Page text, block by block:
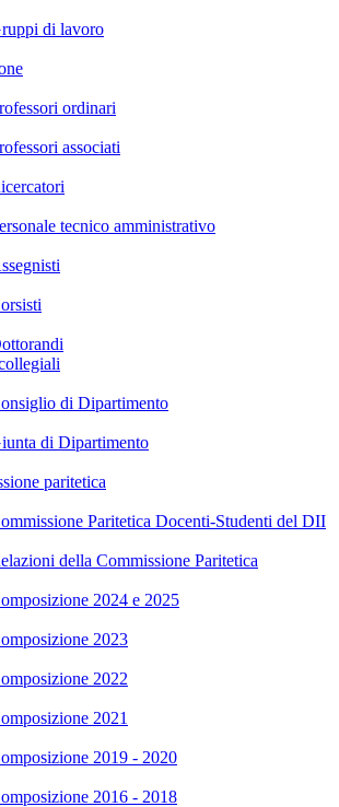
di lavoro
ordinari
associati
tecnico amministrativo
di Dipartimento
di Dipartimento
paritetica
Paritetica Docenti-Studenti del DII
della Commissione Paritetica
2024 e 2025
2023
2022
2021
2019 - 2020
2016 - 2018